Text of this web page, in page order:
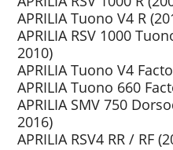
APRILIA Tuono V4 R
APRILIA RSV 1000
2010)
APRILIA Tuono V4
APRILIA Tuono 660
APRILIA SMV 750
2016)
APRILIA RSV4 RR / RF